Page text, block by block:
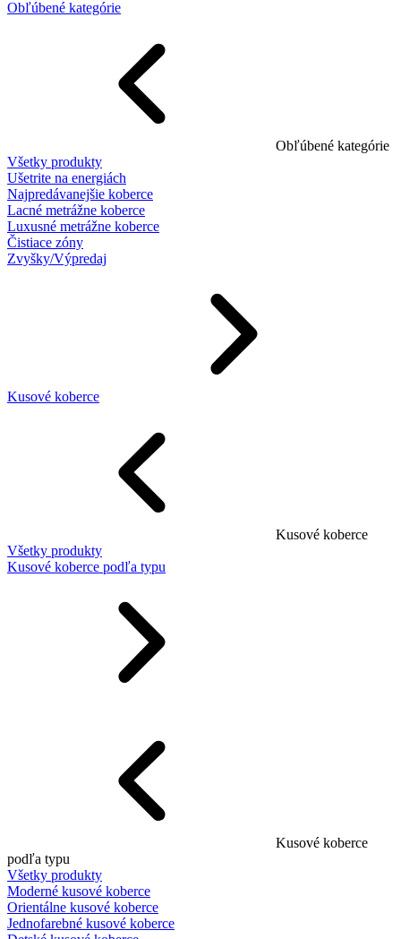
Obľúbené kategórie
Obľúbené kategórie
Všetky produkty
Ušetrite na energiách
Najpredávanejšie koberce
Lacné metrážne koberce
Luxusné metrážne koberce
Čistiace zóny
Zvyšky/Výpredaj
Kusové koberce
Kusové koberce
Všetky produkty
Kusové koberce podľa typu
Kusové koberce
podľa typu
Všetky produkty
Moderné kusové koberce
Orientálne kusové koberce
Jednofarebné kusové koberce